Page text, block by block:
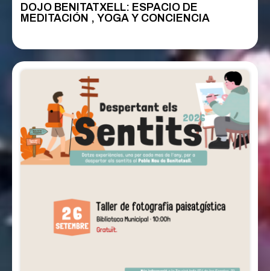
DOJO BENITATXELL: ESPACIO DE
MEDITACIÓN , YOGA Y CONCIENCIA